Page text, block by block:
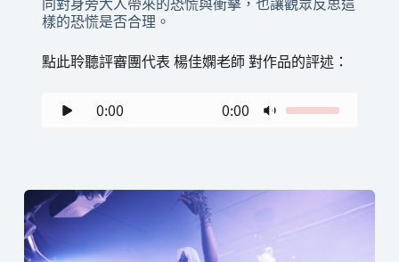
樣的恐慌是否合理。
點此聆聽評審團代表 楊佳嫻老師 對作品的評述：
0:00 0:00